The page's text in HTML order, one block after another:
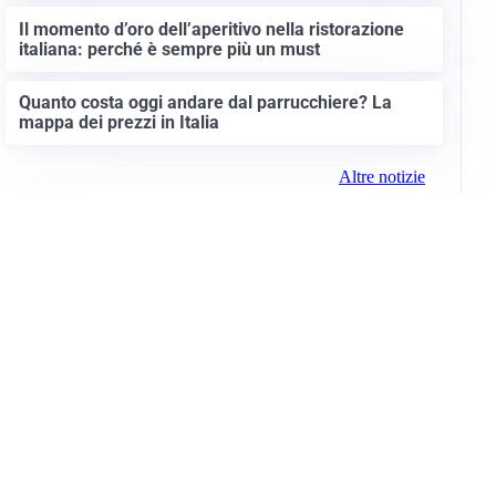
Il momento d’oro dell’aperitivo nella ristorazione
italiana: perché è sempre più un must
Quanto costa oggi andare dal parrucchiere? La
mappa dei prezzi in Italia
Altre notizie